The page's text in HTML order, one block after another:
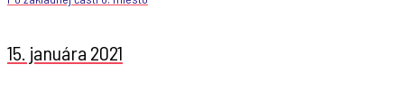
15. januára 2021